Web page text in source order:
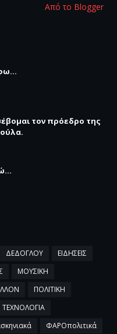
Από το Blogger
τον πρόεδρο της
ΔΕΔΟΓΛΟΥ
ΕΙΔΗΣΕΙΣ
ΜΟΥΣΙΚΗ
ΠΟΛΙΤΙΚΗ
ΤΕΧΝΟΛΟΓΙΑ
ΦΑΡΟπολιτικά